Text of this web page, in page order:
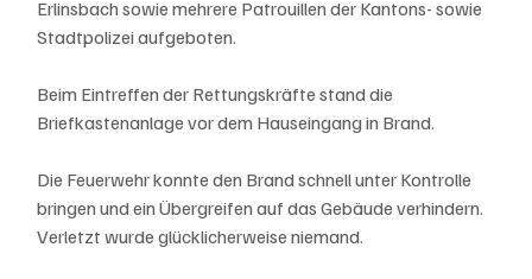
Erlinsbach sowie mehrere Patrouillen der Kantons- sowie
Stadtpolizei aufgeboten.
Beim Eintreffen der Rettungskräfte stand die
Briefkastenanlage vor dem Hauseingang in Brand.
Die Feuerwehr konnte den Brand schnell unter Kontrolle
bringen und ein Übergreifen auf das Gebäude verhindern.
Verletzt wurde glücklicherweise niemand.